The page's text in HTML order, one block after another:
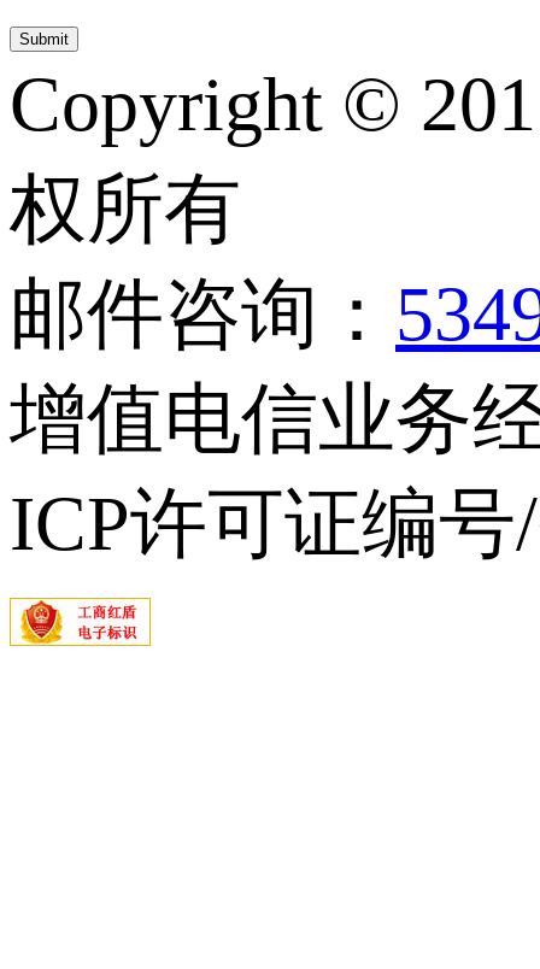
Copyright ©
权所有
邮件咨询：
增值电信业务
ICP许可证编号